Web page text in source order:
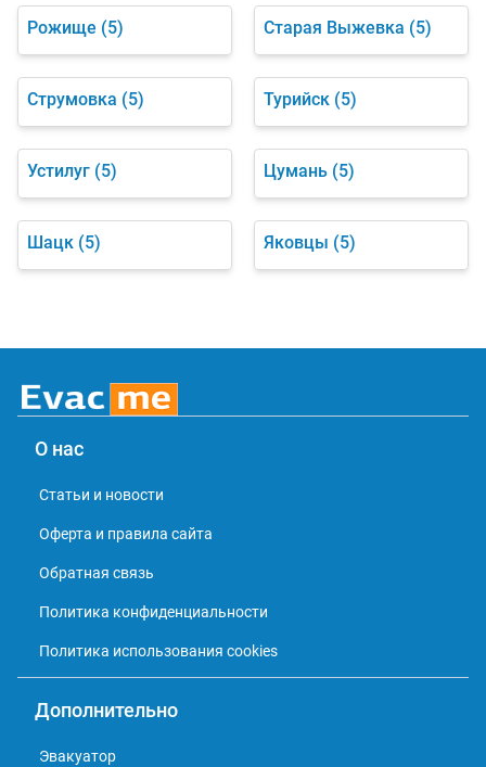
Рожище (5) Старая Выжевка (5)
Струмовка (5) Турийск (5)
Устилуг (5) Цумань (5)
Шацк (5) Яковцы (5)
О нас
Статьи и новости
Оферта и правила сайта
Обратная связь
Политика конфиденциальности
Политика использования cookies
Дополнительно
Эвакуатор